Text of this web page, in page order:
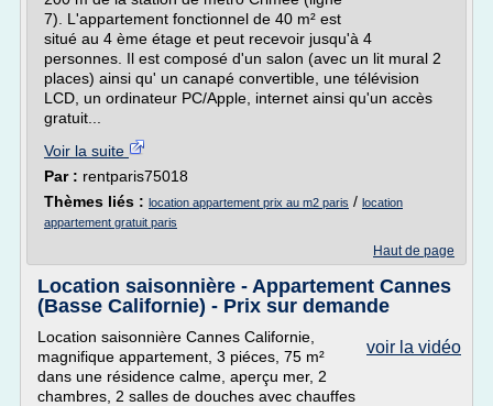
7). L'appartement fonctionnel de 40 m² est
situé au 4 ème étage et peut recevoir jusqu'à 4
personnes. Il est composé d'un salon (avec un lit mural 2
places) ainsi qu' un canapé convertible, une télévision
LCD, un ordinateur PC/Apple, internet ainsi qu'un accès
gratuit...
Voir la suite
Par : rentparis75018
Thèmes liés : location appartement prix au m2 paris / location
appartement gratuit paris
Haut de page
Location saisonnière - Appartement Cannes
(Basse Californie) - Prix sur demande
voir la vidéo
Location saisonnière Cannes Californie,
magnifique appartement, 3 piéces, 75 m²
dans une résidence calme, aperçu mer, 2
chambres, 2 salles de douches avec chauffes